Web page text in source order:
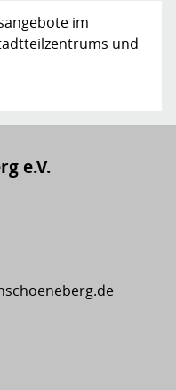
im
und
e.V.